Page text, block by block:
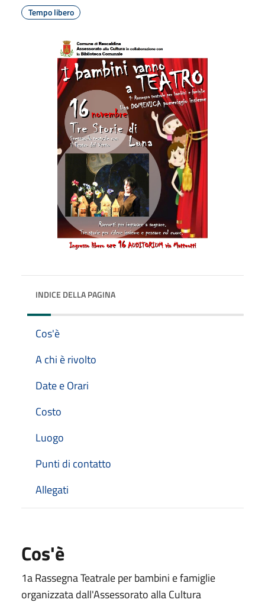
Tempo libero
INDICE DELLA PAGINA
Cos'è
A chi è rivolto
Date e Orari
Costo
Luogo
Punti di contatto
Allegati
Cos'è
1a Rassegna Teatrale per bambini e famiglie
organizzata dall'Assessorato alla Cultura